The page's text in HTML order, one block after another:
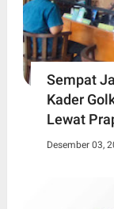
Sempat
Kader
Lewat
Desember 03,